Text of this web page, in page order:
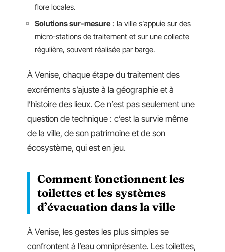
flore locales.
Solutions sur-mesure : la ville s’appuie sur des
micro-stations de traitement et sur une collecte
régulière, souvent réalisée par barge.
À Venise, chaque étape du traitement des
excréments s’ajuste à la géographie et à
l’histoire des lieux. Ce n’est pas seulement une
question de technique : c’est la survie même
de la ville, de son patrimoine et de son
écosystème, qui est en jeu.
Comment fonctionnent les
toilettes et les systèmes
d’évacuation dans la ville
À Venise, les gestes les plus simples se
confrontent à l’eau omniprésente. Les toilettes,